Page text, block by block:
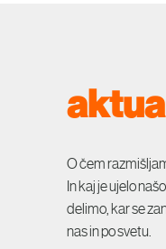
O čem
In kaj je ujelo
delimo, kar se
nas in po svetu.